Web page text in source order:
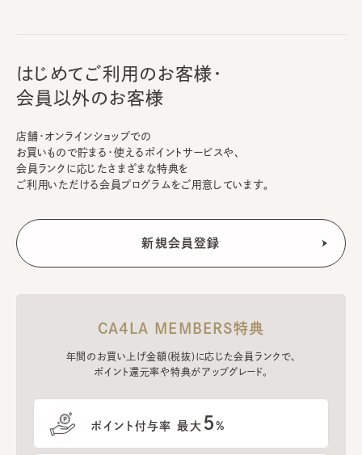
はじめてご利用のお客様・
会員以外のお客様
店舗・オンラインショップでの
お買いもので貯まる・使えるポイントサービスや、
会員ランクに応じたさまざまな特典を
ご利用いただける会員プログラムをご用意しています。
CA4LA MEMBERS特典
年間のお買い上げ金額(税抜)に応じた会員ランクで、
ポイント還元率や特典がアップグレード。
ポイント付与率 最大 5%